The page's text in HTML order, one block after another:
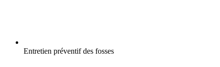
Entretien préventif des fosses